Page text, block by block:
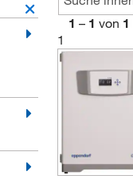
1 – 1 von 1
1